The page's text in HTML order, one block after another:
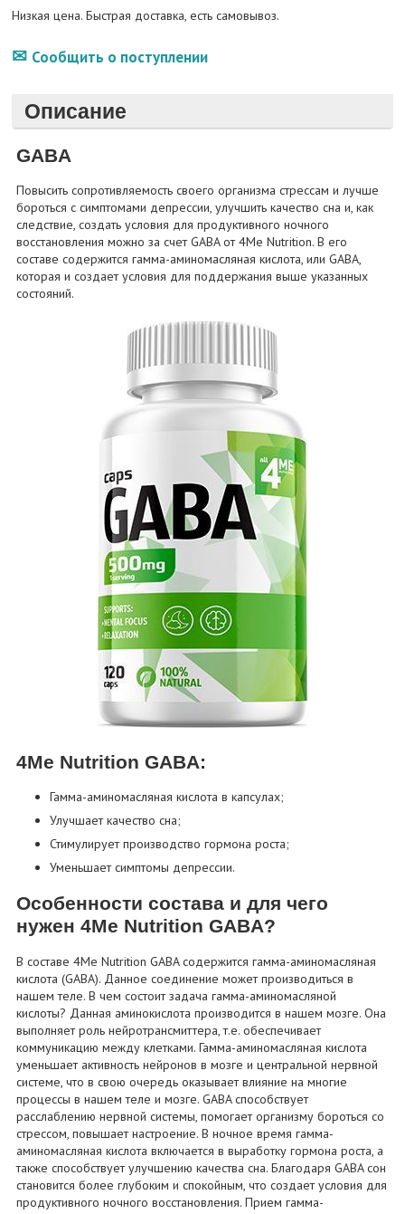
Низкая цена. Быстрая доставка, есть самовывоз.
Сообщить о поступлении
Описание
GABA
Повысить сопротивляемость своего организма стрессам и лучше
бороться с симптомами депрессии, улучшить качество сна и, как
следствие, создать условия для продуктивного ночного
восстановления можно за счет GABA от 4Me Nutrition. В его
составе содержится гамма-аминомасляная кислота, или GABA,
которая и создает условия для поддержания выше указанных
состояний.
4Me Nutrition GABA:
Гамма-аминомасляная кислота в капсулах;
Улучшает качество сна;
Стимулирует производство гормона роста;
Уменьшает симптомы депрессии.
Особенности состава и для чего
нужен 4Me Nutrition GABA?
В составе 4Me Nutrition GABA содержится гамма-аминомасляная
кислота (GABA). Данное соединение может производиться в
нашем теле. В чем состоит задача гамма-аминомасляной
кислоты? Данная аминокислота производится в нашем мозге. Она
выполняет роль нейротрансмиттера, т.е. обеспечивает
коммуникацию между клетками. Гамма-аминомасляная кислота
уменьшает активность нейронов в мозге и центральной нервной
системе, что в свою очередь оказывает влияние на многие
процессы в нашем теле и мозге. GABA способствует
расслаблению нервной системы, помогает организму бороться со
стрессом, повышает настроение. В ночное время гамма-
аминомасляная кислота включается в выработку гормона роста, а
также способствует улучшению качества сна. Благодаря GABA сон
становится более глубоким и спокойным, что создает условия для
продуктивного ночного восстановления. Прием гамма-